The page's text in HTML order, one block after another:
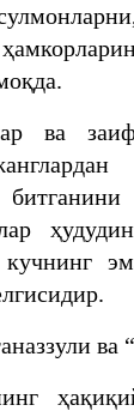
ва
ва